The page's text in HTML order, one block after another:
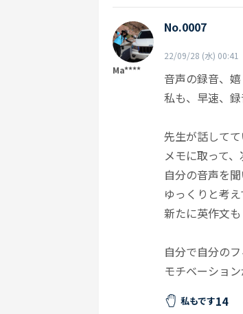
Ma****
No.0007
22/09/28 (水) 00:41
音声の録音、
私も、早速、
先生が話してて
メモに取って
自分の音声を
ゆっくりと考
新たに英作文も
自分で自分の
モチベーショ
私もです14